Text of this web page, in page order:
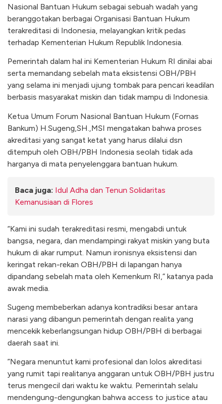
Nasional Bantuan Hukum sebagai sebuah wadah yang
beranggotakan berbagai Organisasi Bantuan Hukum
terakreditasi di Indonesia, melayangkan kritik pedas
terhadap Kementerian Hukum Republik Indonesia.
Pemerintah dalam hal ini Kementerian Hukum RI dinilai abai
serta memandang sebelah mata eksistensi OBH/PBH
yang selama ini menjadi ujung tombak para pencari keadilan
berbasis masyarakat miskin dan tidak mampu di Indonesia.
Ketua Umum Forum Nasional Bantuan Hukum (Fornas
Bankum) H.Sugeng,SH.,MSI mengatakan bahwa proses
akreditasi yang sangat ketat yang harus dilalui dsn
ditempuh oleh OBH/PBH Indonesia seolah tidak ada
harganya di mata penyelenggara bantuan hukum.
Baca juga: Idul Adha dan Tenun Solidaritas
Kemanusiaan di Flores
“Kami ini sudah terakreditasi resmi, mengabdi untuk
bangsa, negara, dan mendampingi rakyat miskin yang buta
hukum di akar rumput. Namun ironisnya eksistensi dan
keringat rekan-rekan OBH/PBH di lapangan hanya
dipandang sebelah mata oleh Kemenkum RI,” katanya pada
awak media.
Sugeng membeberkan adanya kontradiksi besar antara
narasi yang dibangun pemerintah dengan realita yang
mencekik keberlangsungan hidup OBH/PBH di berbagai
daerah saat ini.
​”Negara menuntut kami profesional dan lolos akreditasi
yang rumit tapi realitanya anggaran untuk OBH/PBH justru
terus mengecil dari waktu ke waktu. Pemerintah selalu
mendengung-dengungkan bahwa access to justice atau